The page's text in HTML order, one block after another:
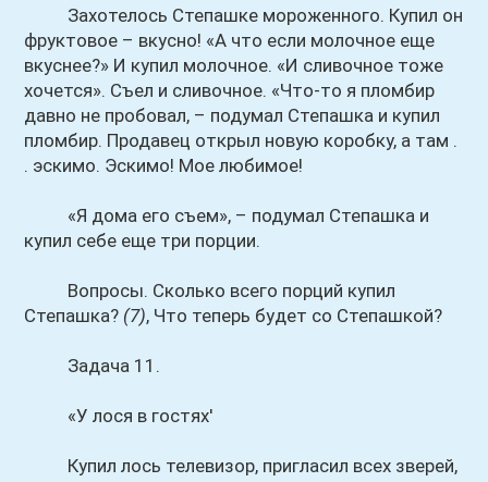
Захотелось Степашке мороженного. Купил он
фруктовое – вкусно! «А что если молочное еще
вкуснее?» И купил молочное. «И сливочное тоже
хочется». Съел и сливочное. «Что-то я пломбир
давно не пробовал, – подумал Степашка и купил
пломбир. Продавец открыл новую коробку, а там .
. эскимо. Эскимо! Мое любимое!
«Я дома его съем», – подумал Степашка и
купил себе еще три порции.
Вопросы. Сколько всего порций купил
Степашка? (7), Что теперь будет со Степашкой?
Задача 11.
«У лося в гостях'
Купил лось телевизор, пригласил всех зверей,